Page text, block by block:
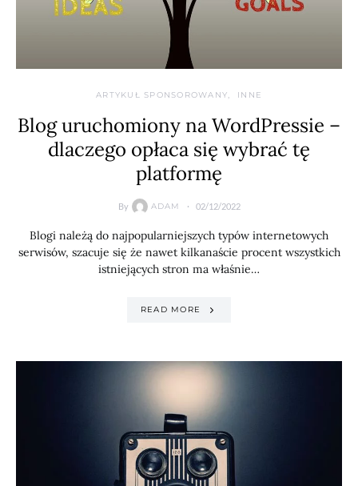
ARTYKUŁ SPONSOROWANY INNE
Blog uruchomiony na WordPressie –
dlaczego opłaca się wybrać tę
platformę
By ADAM 02/12/2022
Blogi należą do najpopularniejszych typów internetowych
serwisów, szacuje się że nawet kilkanaście procent wszystkich
istniejących stron ma właśnie…
READ MORE